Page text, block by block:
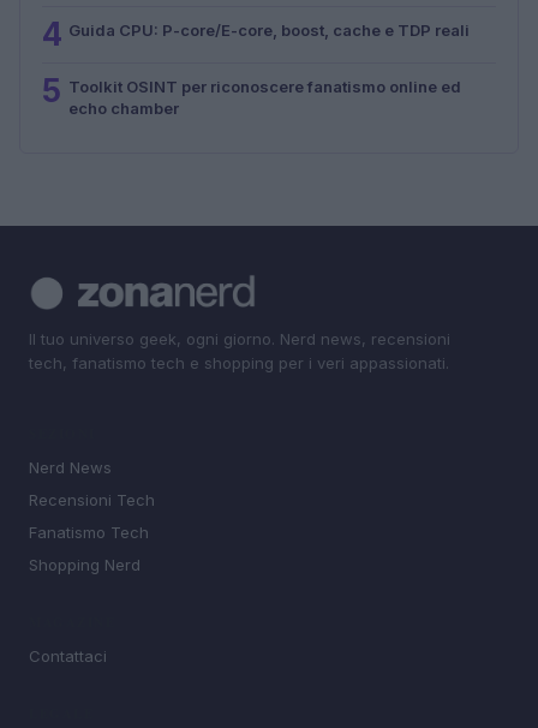
4 Guida CPU: P-core/E-core, boost, cache e TDP reali
5 Toolkit OSINT per riconoscere fanatismo online ed
echo chamber
Il tuo universo geek, ogni giorno. Nerd news, recensioni
tech, fanatismo tech e shopping per i veri appassionati.
Nerd News
Recensioni Tech
Fanatismo Tech
Shopping Nerd
Contattaci